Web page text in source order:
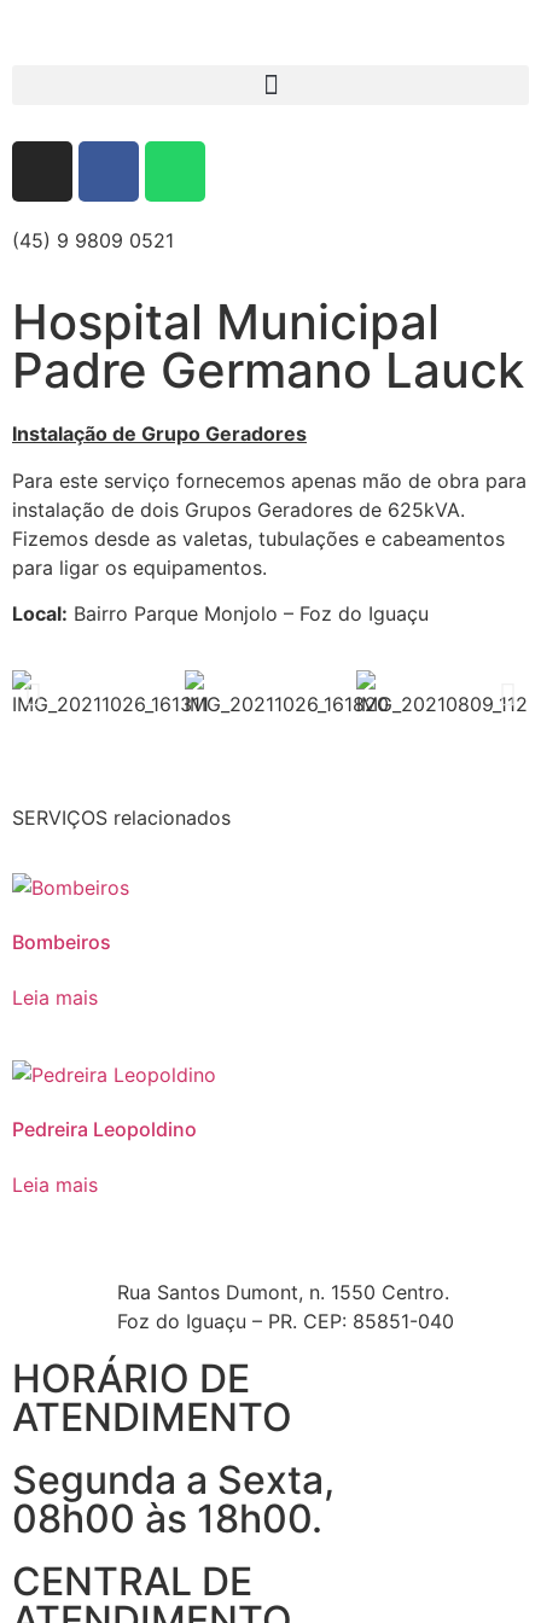
(45) 9 9809 0521
Hospital Municipal
Padre Germano Lauck
Instalação de Grupo Geradores
Para este serviço fornecemos apenas mão de obra para
instalação de dois Grupos Geradores de 625kVA.
Fizemos desde as valetas, tubulações e cabeamentos
para ligar os equipamentos.
Local: Bairro Parque Monjolo – Foz do Iguaçu
SERVIÇOS relacionados
Bombeiros
Leia mais
Pedreira Leopoldino
Leia mais
Rua Santos Dumont, n. 1550 Centro.
Foz do Iguaçu – PR. CEP: 85851-040
HORÁRIO DE
ATENDIMENTO
Segunda a Sexta,
08h00 às 18h00.
CENTRAL DE